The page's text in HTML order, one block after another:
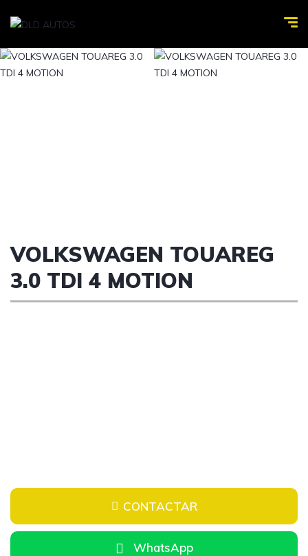
VOLKSWAGEN TOUAREG
3.0 TDI 4 MOTION
CONTACTAR
WhatsApp